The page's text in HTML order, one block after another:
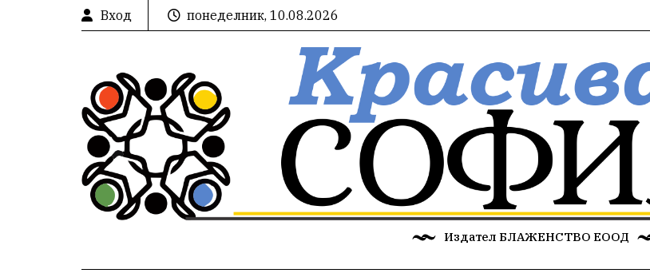
Вход понеделник, 10.08.2026
Издател БЛАЖЕНСТВО ЕООД